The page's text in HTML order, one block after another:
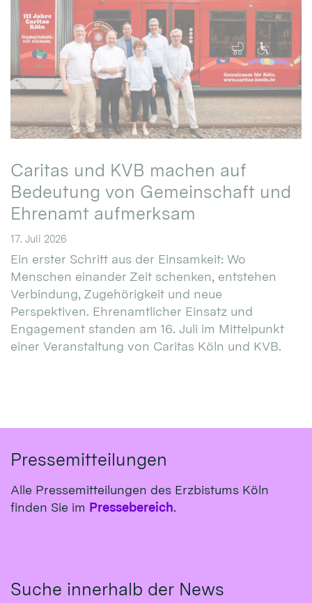
Caritas und KVB machen auf
Bedeutung von Gemeinschaft und
Ehrenamt aufmerksam
17. Juli 2026
Ein erster Schritt aus der Einsamkeit: Wo
Menschen einander Zeit schenken, entstehen
Verbindung, Zugehörigkeit und neue
Perspektiven. Ehrenamtlicher Einsatz und
Engagement standen am 16. Juli im Mittelpunkt
einer Veranstaltung von Caritas Köln und KVB.
Pressemitteilungen
Alle Pressemitteilungen des Erzbistums Köln
finden Sie im Pressebereich.
Suche innerhalb der News